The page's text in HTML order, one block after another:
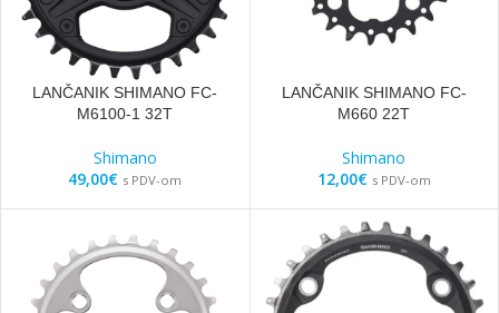
LANČANIK SHIMANO FC-
M6100-1 32T
Shimano
49,00€ s PDV-om
LANČANIK SHIMANO FC-
M660 22T
Shimano
12,00€ s PDV-om